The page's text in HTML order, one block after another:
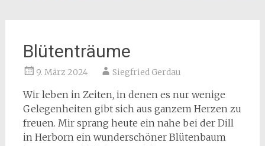
Blütenträume
9. März 2024 Siegfried Gerdau
Wir leben in Zeiten, in denen es nur wenige
Gelegenheiten gibt sich aus ganzem Herzen zu
freuen. Mir sprang heute ein nahe bei der Dill
in Herborn ein wunderschöner Blütenbaum